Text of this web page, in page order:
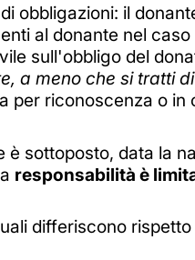
obbligazioni: il
al donante nel
sull'obbligo del
a meno che si tratti
per riconoscenza o
sottoposto, data la
responsabilità è
differiscono